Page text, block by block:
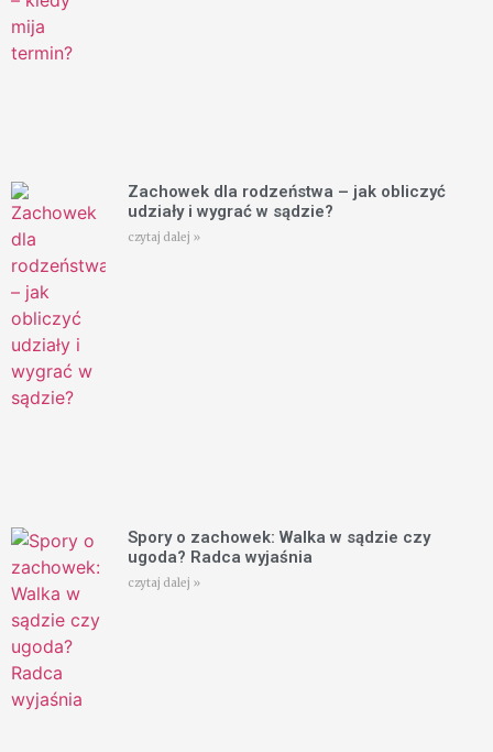
Zachowek dla rodzeństwa – jak obliczyć
udziały i wygrać w sądzie?
czytaj dalej »
Spory o zachowek: Walka w sądzie czy
ugoda? Radca wyjaśnia
czytaj dalej »